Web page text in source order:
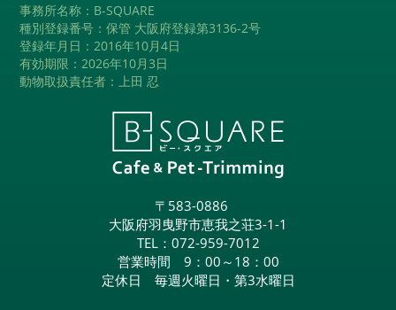
事務所名称：B-SQUARE
種別登録番号：保管 大阪府登録第3136-2号
登録年月日：2016年10月4日
有効期限：2026年10月3日
動物取扱責任者：上田 忍
〒583-0886
大阪府羽曳野市恵我之荘3-1-1
TEL： 072-959-7012
営業時間 9：00～18：00
定休日 毎週火曜日・第3水曜日